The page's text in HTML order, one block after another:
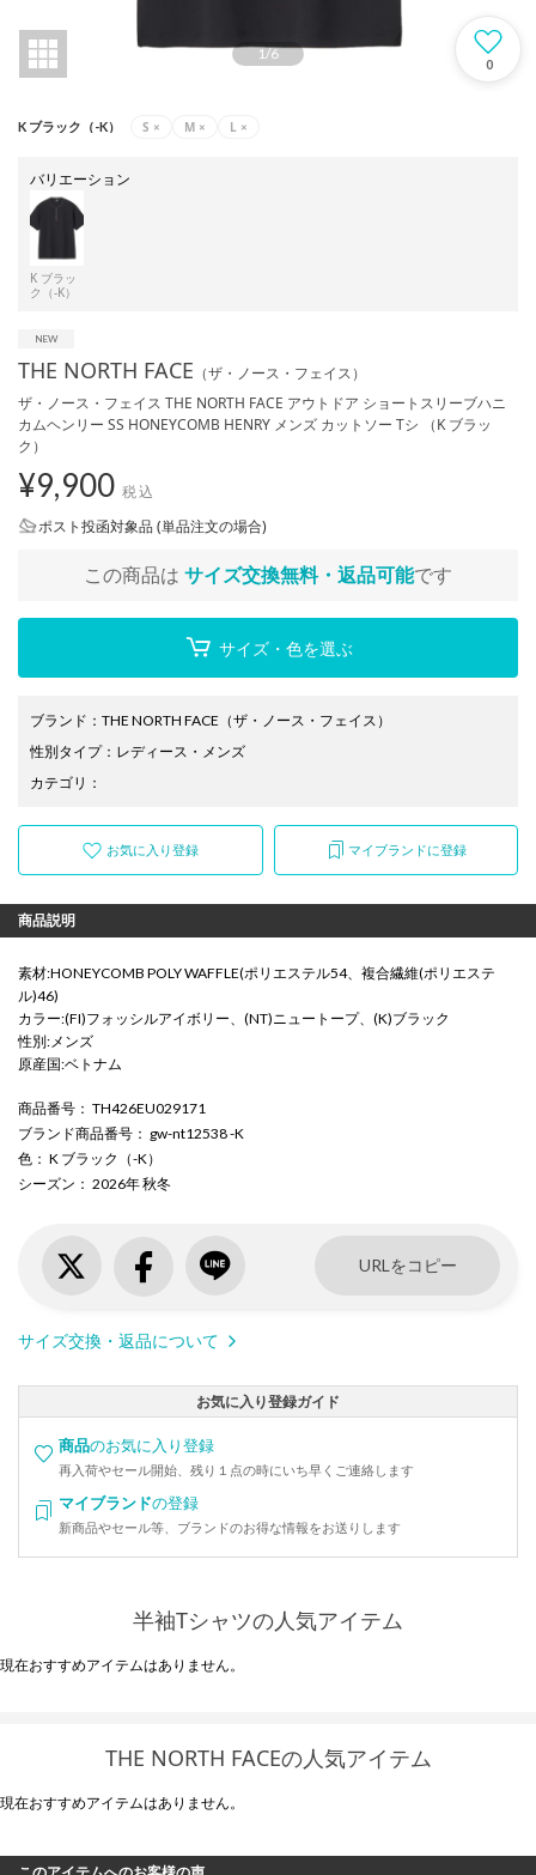
1/6
0
K ブラック（-K） S × M × L ×
バリエーション
K ブラッ
ク（-K）
THE NORTH FACE （ザ・ノース・フェイス）
ザ・ノース・フェイス THE NORTH FACE アウトドア ショートスリーブハニ
カムヘンリー SS HONEYCOMB HENRY メンズ カットソー Tシ （K ブラッ
ク）
¥9,900 税込
ポスト投函対象品 (単品注文の場合)
この商品は サイズ交換無料・返品可能です
サイズ・色を選ぶ
ブランド ： THE NORTH FACE （ザ・ノース・フェイス）
性別タイプ： レディース ・ メンズ
カテゴリ ：
お気に入り登録 マイブランドに登録
商品説明
素材:HONEYCOMB POLY WAFFLE(ポリエステル54、複合繊維(ポリエステ
ル)46)
カラー:(FI)フォッシルアイボリー、(NT)ニュートープ、(K)ブラック
性別:メンズ
原産国:ベトナム
商品番号 ： TH426EU029171
ブランド商品番号 ： gw-nt12538 -K
色 ： K ブラック（-K）
シーズン ： 2026年 秋冬
URLをコピー
サイズ交換・返品について
お気に入り登録ガイド
商品のお気に入り登録
再入荷やセール開始、残り１点の時にいち早くご連絡します
マイブランドの登録
新商品やセール等、ブランドのお得な情報をお送りします
半袖Tシャツの人気アイテム
現在おすすめアイテムはありません。
THE NORTH FACEの人気アイテム
現在おすすめアイテムはありません。